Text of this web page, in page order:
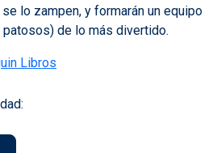
lo zampen, y formarán un equipo
de lo más divertido.
Libros